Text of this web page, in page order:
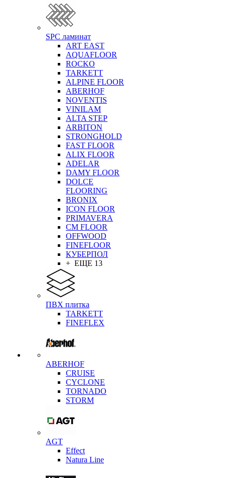
SPC ламинат
ART EAST
AQUAFLOOR
ROCKO
TARKETT
ALPINE FLOOR
ABERHOF
NOVENTIS
VINILAM
ALTA STEP
ARBITON
STRONGHOLD
FAST FLOOR
ALIX FLOOR
ADELAR
DAMY FLOOR
DOLCE
FLOORING
BRONIX
ICON FLOOR
PRIMAVERA
CM FLOOR
OFFWOOD
FINEFLOOR
КУБЕРПОЛ
+ ЕЩЕ 13
ПВХ плитка
TARKETT
FINEFLEX
ABERHOF
CRUISE
CYCLONE
TORNADO
STORM
AGT
Effect
Natura Line